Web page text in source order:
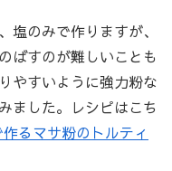
のみで作りますが、
ばすのが難しいことも
やすいように強力粉な
ました。レシピはこち
るマサ粉のトルティ